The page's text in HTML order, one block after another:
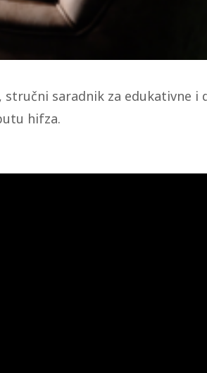
stručni saradnik za edukativne i
hifza.